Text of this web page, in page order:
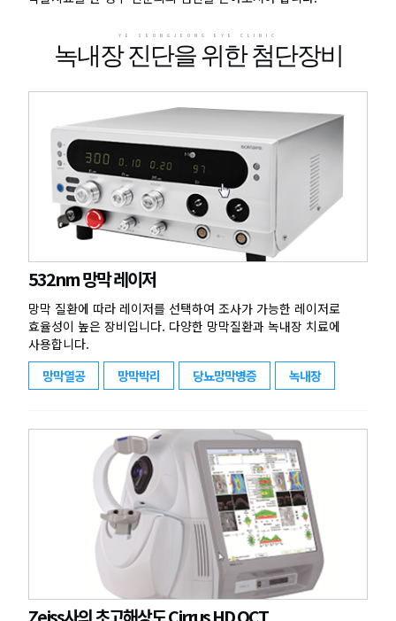
YE SEONGJEONG EYE CLINIC
녹내장 진단을 위한 첨단장비
532nm 망막 레이저
망막 질환에 따라 레이저를 선택하여 조사가 가능한 레이저로
효율성이 높은 장비입니다. 다양한 망막질환과 녹내장 치료에
사용합니다.
망막열공
망막박리 당뇨망막병증 녹내장